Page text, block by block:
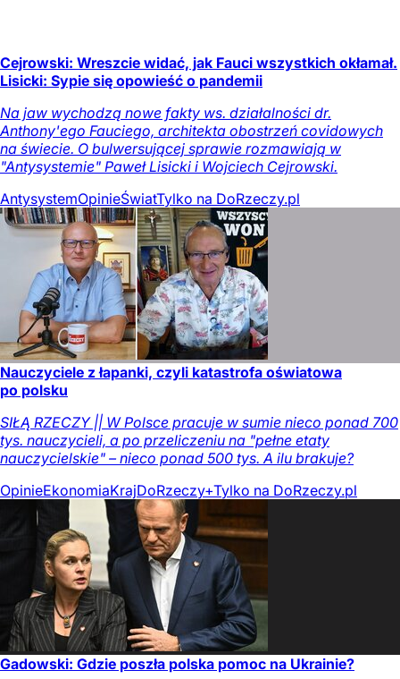
Cejrowski: Wreszcie widać, jak Fauci wszystkich okłamał.
Lisicki: Sypie się opowieść o pandemii
Na jaw wychodzą nowe fakty ws. działalności dr.
Anthony'ego Fauciego, architekta obostrzeń covidowych
na świecie. O bulwersującej sprawie rozmawiają w
"Antysystemie" Paweł Lisicki i Wojciech Cejrowski.
AntysystemOpinieŚwiatTylko na DoRzeczy.pl
Nauczyciele z łapanki, czyli katastrofa oświatowa
po polsku
SIŁĄ RZECZY || W Polsce pracuje w sumie nieco ponad 700
tys. nauczycieli, a po przeliczeniu na "pełne etaty
nauczycielskie" – nieco ponad 500 tys. A ilu brakuje?
OpinieEkonomiaKrajDoRzeczy+Tylko na DoRzeczy.pl
Gadowski: Gdzie poszła polska pomoc na Ukrainie?